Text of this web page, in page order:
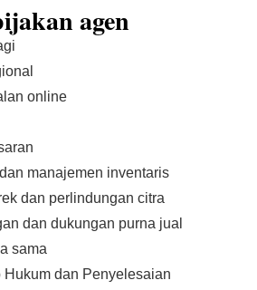
agen
online
manajemen inventaris
dan perlindungan citra
dan dukungan purna jual
sama
Hukum dan Penyelesaian